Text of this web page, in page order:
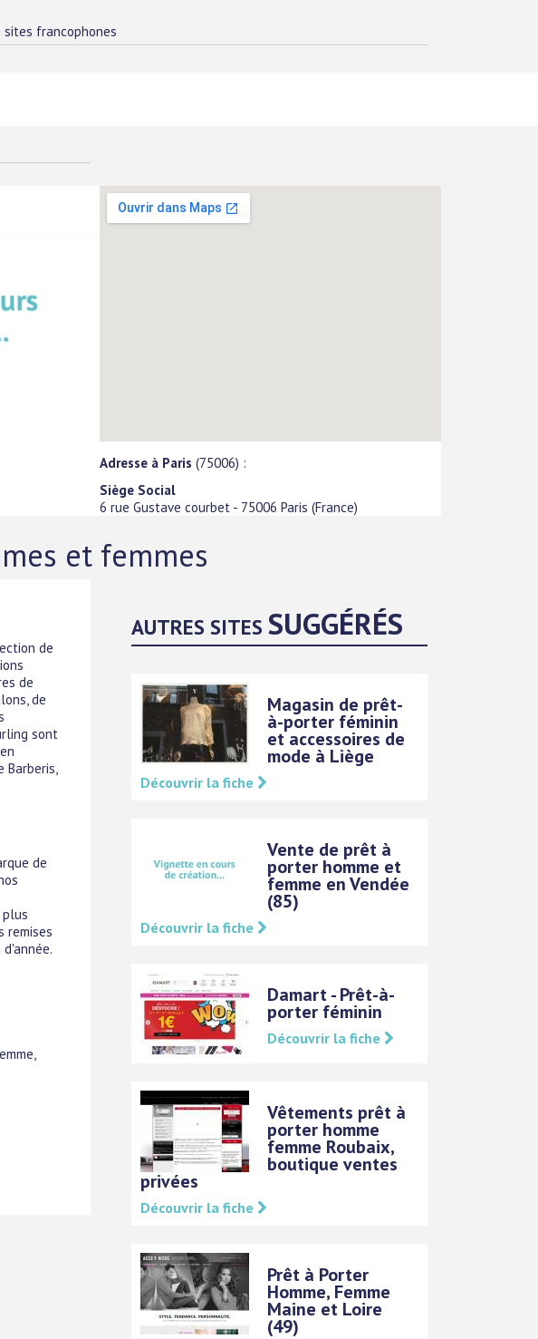
sites francophones
Adresse à Paris (75006) :
Siège Social
6 rue Gustave courbet - 75006 Paris (France)
et femmes
de
de
de
sont
de
remises
AUTRES SITESSUGGÉRÉS
Magasin de prêt-
à-porter féminin
et accessoires de
mode à Liège
Découvrir la fiche
Vente de prêt à
porter homme et
femme en Vendée
(85)
Découvrir la fiche
Damart - Prêt-à-
porter féminin
Découvrir la fiche
Vêtements prêt à
porter homme
femme Roubaix,
boutique ventes
privées
Découvrir la fiche
Prêt à Porter
Homme, Femme
Maine et Loire
(49)